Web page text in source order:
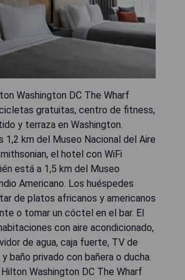
Washington DC The Wharf
gratuitas, centro de fitness,
y terraza en Washington.
1,2 km del Museo Nacional del Aire
el hotel con WiFi
está a 1,5 km del Museo
Americano. Los huéspedes
de platos africanos y americanos
o tomar un cóctel en el bar. El
con aire acondicionado,
de agua, caja fuerte, TV de
baño privado con bañera o ducha.
Hilton Washington DC The Wharf